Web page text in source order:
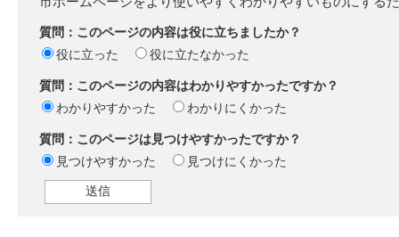
質問：このページの内容は役に立ちましたか？
役に立った
役に立たなかった
質問：このページの内容はわかりやすかったですか？
わかりやすかった
わかりにくかった
質問：このページは見つけやすかったですか？
見つけやすかった
見つけにくかった